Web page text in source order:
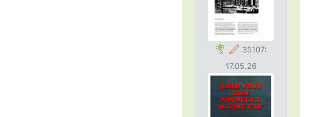
35107:
17.05.26